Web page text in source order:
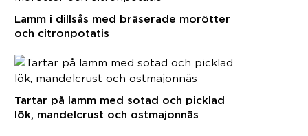
Lamm i dillsås med bräserade morötter
och citronpotatis
Tartar på lamm med sotad och picklad
lök, mandelcrust och ostmajonnäs